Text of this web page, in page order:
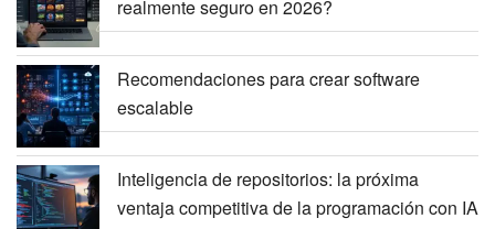
realmente seguro en 2026?
Recomendaciones para crear software
escalable
Inteligencia de repositorios: la próxima
ventaja competitiva de la programación con IA